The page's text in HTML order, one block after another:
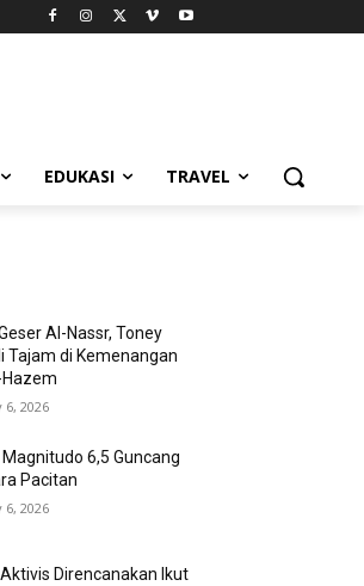
EDUKASI TRAVEL
Al-Nassr, Toney
Tajam di Kemenangan
2026
6,5 Guncang
Pacitan
2026
Direncanakan Ikut